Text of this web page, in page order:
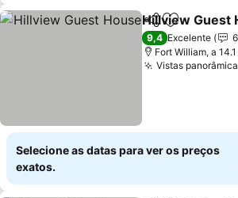
PartilharAdicionar
Hillview Guest
9,4 Excelente
Fort William, a
Vistas
Selecione as datas para ver os preços
exatos.